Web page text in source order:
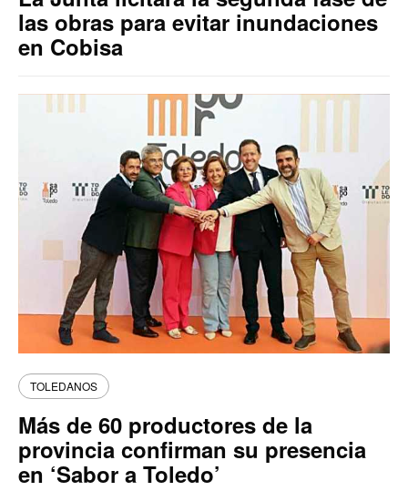
las obras para evitar inundaciones
en Cobisa
TOLEDANOS
Más de 60 productores de la
provincia confirman su presencia
en ‘Sabor a Toledo’